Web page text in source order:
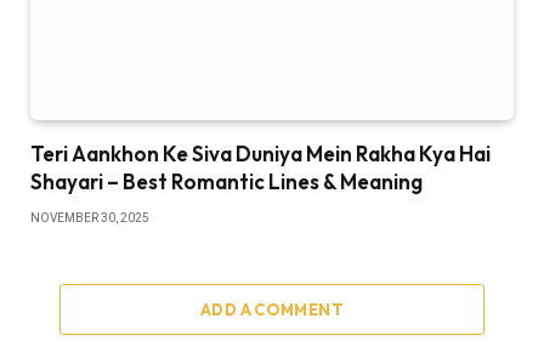
Teri Aankhon Ke Siva Duniya Mein Rakha Kya Hai
Shayari – Best Romantic Lines & Meaning
NOVEMBER 30, 2025
ADD A COMMENT